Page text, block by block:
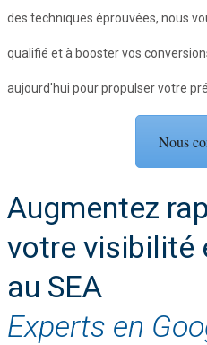
des techniques éprouvées, nous
qualifié et à booster vos
aujourd'hui pour propulser votre
Nous
Augmentez
votre visibilité
au SEA
Experts en